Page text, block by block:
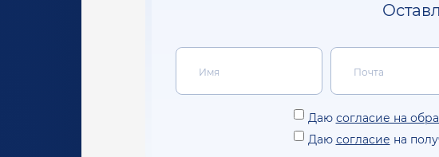
Даю согласие на
Даю согласие на